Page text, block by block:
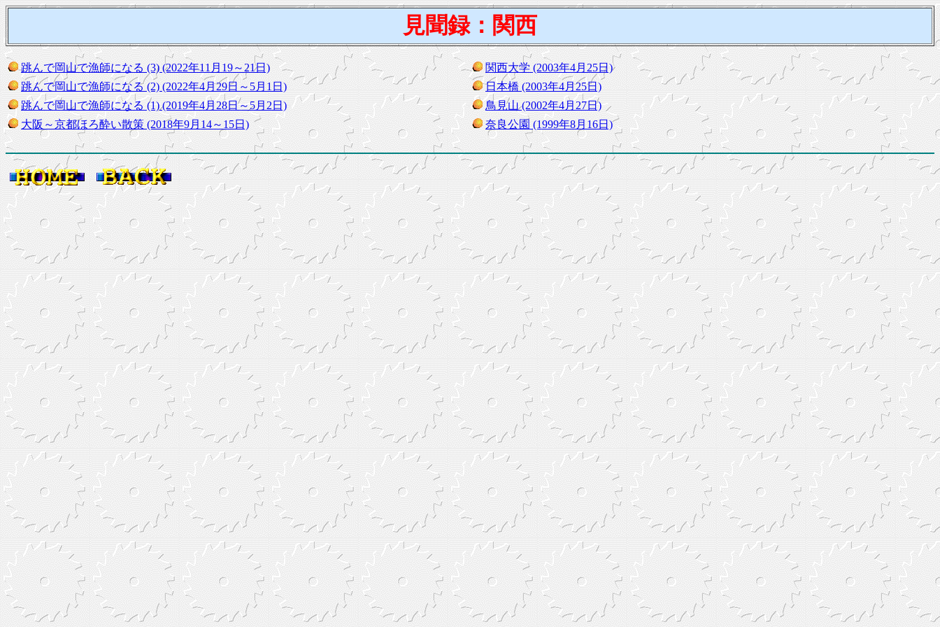
見聞録：関西
跳んで岡山で漁師になる (3) (2022年11月19～21日)
跳んで岡山で漁師になる (2) (2022年4月29日～5月1日)
跳んで岡山で漁師になる (1) (2019年4月28日～5月2日)
大阪～京都ほろ酔い散策 (2018年9月14～15日)
関西大学 (2003年4月25日)
日本橋 (2003年4月25日)
鳥見山 (2002年4月27日)
奈良公園 (1999年8月16日)